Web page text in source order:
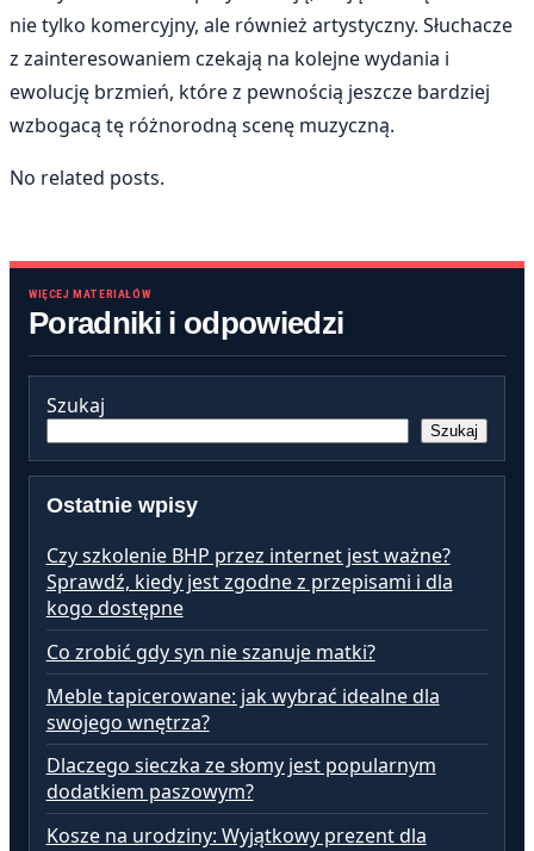
WIĘCEJ MATERIAŁÓW
Poradniki i odpowiedzi
Szukaj
Szukaj
Ostatnie wpisy
Czy szkolenie BHP przez internet jest ważne?
Sprawdź, kiedy jest zgodne z przepisami i dla
kogo dostępne
Co zrobić gdy syn nie szanuje matki?
Meble tapicerowane: jak wybrać idealne dla
swojego wnętrza?
Dlaczego sieczka ze słomy jest popularnym
dodatkiem paszowym?
Kosze na urodziny: Wyjątkowy prezent dla
nie tylko komercyjny, ale również artystyczny. Słuchacze
z zainteresowaniem czekają na kolejne wydania i
ewolucję brzmień, które z pewnością jeszcze bardziej
wzbogacą tę różnorodną scenę muzyczną.
No related posts.